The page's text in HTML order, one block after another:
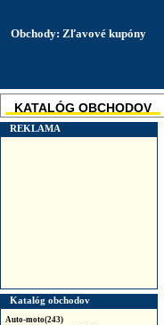
Obchody: Zľavové kupóny
KATALÓG OBCHODOV
SKUPINOVÉ ZĽAVY
REKLAMA
Katalóg obchodov
Auto-moto(243)